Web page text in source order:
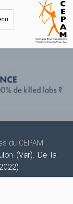
du CEPAM
(Var). De la